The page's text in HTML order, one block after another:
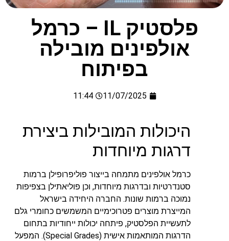
פלסטיק IL – כרמל
אולפינים מובילה
בפיתוח
11/07/2025
11:44
היכולות המובילות ביצירת
דרגות מיוחדות
כרמל אולפינים מתמחה בייצור פוליפרופילן ברמות
סטנדרטיות ובדרגות מיוחדות, וכן פוליאתילן בצפיפות
נמוכה ברמות שונות. החברה היחידה בישראל
המייצרת מוצרים פטרוכימיים המשמשים כחומרי גלם
לתעשיית הפלסטיק, פיתחה יכולות ייחודיות בתחום
הדרגות המותאמות אישית (Special Grades). המפעל